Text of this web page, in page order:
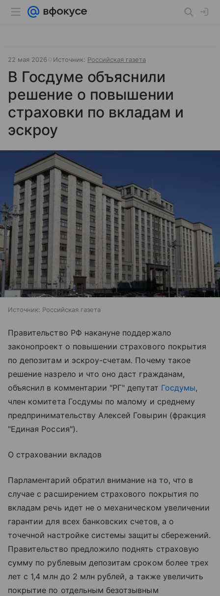
22 мая 2026 Источник: Российская газета
В Госдуме объяснили
решение о повышении
страховки по вкладам и
эскроу
Источник: Российская газета
Правительство РФ накануне поддержало
законопроект о повышении страхового покрытия
по депозитам и эскроу-счетам. Почему такое
решение назрело и что оно даст гражданам,
объяснил в комментарии "РГ" депутат Госдумы,
член комитета Госдумы по малому и среднему
предпринимательству Алексей Говырин (фракция
"Единая Россия").
О страховании вкладов
Парламентарий обратил внимание на то, что в
случае с расширением страхового покрытия по
вкладам речь идет не о механическом увеличении
гарантии для всех банковских счетов, а о
точечной настройке системы защиты сбережений.
Правительство предложило поднять страховую
сумму по рублевым депозитам сроком более трех
лет с 1,4 млн до 2 млн рублей, а также увеличить
покрытие по отдельным безотзывным